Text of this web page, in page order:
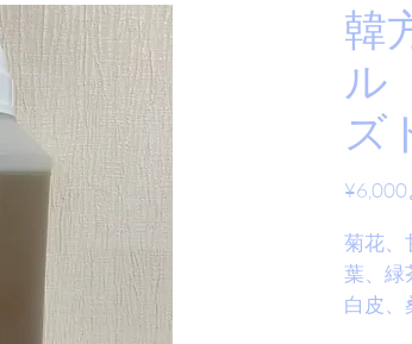
韓
ル
ズ
¥6,000
菊花、
葉、緑
白皮、